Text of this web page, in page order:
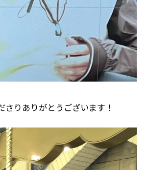
さりありがとうございます！